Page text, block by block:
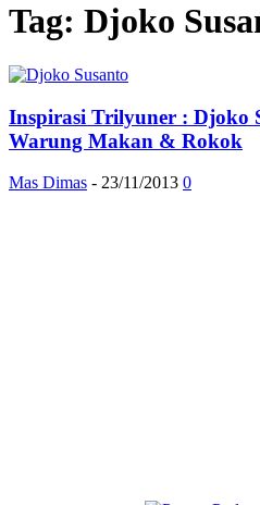
Tag: Djoko
Inspirasi Trilyuner : Djoko
Warung Makan & Rokok
Mas Dimas - 23/11/2013 0